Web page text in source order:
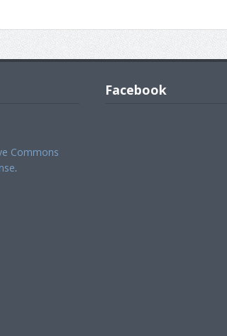
Commons
.
Facebook